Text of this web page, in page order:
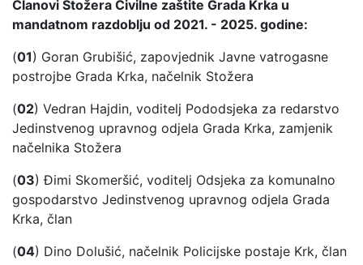
Članovi Stožera Civilne zaštite Grada Krka u
mandatnom razdoblju od 2021. - 2025. godine:
(01) Goran Grubišić, zapovjednik Javne vatrogasne
postrojbe Grada Krka, načelnik Stožera
(02) Vedran Hajdin, voditelj Pododsjeka za redarstvo
Jedinstvenog upravnog odjela Grada Krka, zamjenik
načelnika Stožera
(03) Đimi Skomeršić, voditelj Odsjeka za komunalno
gospodarstvo Jedinstvenog upravnog odjela Grada
Krka, član
(04) Dino Dolušić, načelnik Policijske postaje Krk, član